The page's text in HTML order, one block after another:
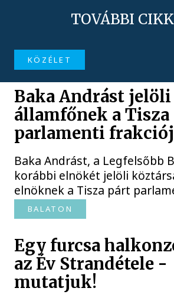
TOVÁBBI
KÖZÉLET
Baka Andrást jelöli
államfőnek a Tisza
parlamenti
Baka Andrást, a Legfelsőbb
korábbi elnökét jelöli
elnöknek a Tisza párt
BALATON
Egy furcsa
az Év Strandétele -
mutatjuk!